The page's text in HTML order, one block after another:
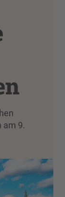
am 9.